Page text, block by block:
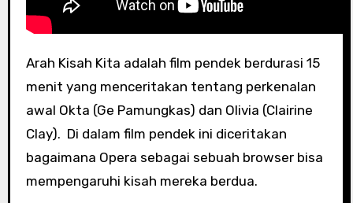
Arah Kisah Kita adalah film pendek berdurasi 15
menit yang menceritakan tentang perkenalan
awal Okta (Ge Pamungkas) dan Olivia (Clairine
Clay). Di dalam film pendek ini diceritakan
bagaimana Opera sebagai sebuah browser bisa
mempengaruhi kisah mereka berdua.